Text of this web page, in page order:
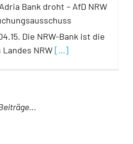
Bank droht – AfD NRW
Die NRW-Bank ist die
NRW[…]